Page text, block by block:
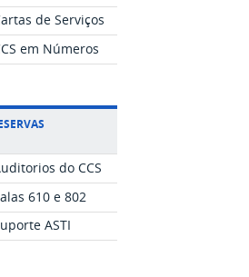
de Serviços
em Números
do CCS
610 e 802
ASTI